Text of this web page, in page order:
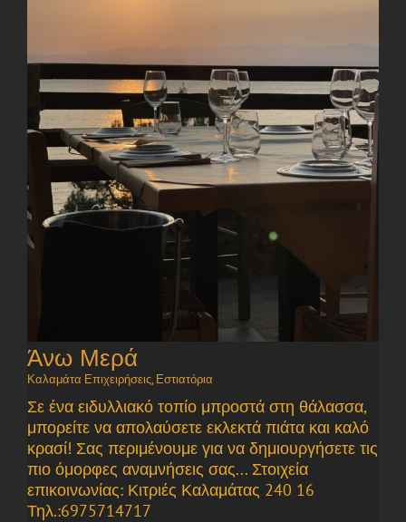
Άνω Μερά
Καλαμάτα Επιχειρήσεις, Εστιατόρια
Σε ένα ειδυλλιακό τοπίο μπροστά στη θάλασσα,
μπορείτε να απολαύσετε εκλεκτά πιάτα και καλό
κρασί! Σας περιμένουμε για να δημιουργήσετε τις
πιο όμορφες αναμνήσεις σας... Στοιχεία
επικοινωνίας: Κιτριές Καλαμάτας 240 16
Τηλ.:6975714717